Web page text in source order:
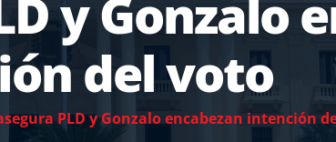
y Gonzalo
del voto
PLD y Gonzalo encabezan intención